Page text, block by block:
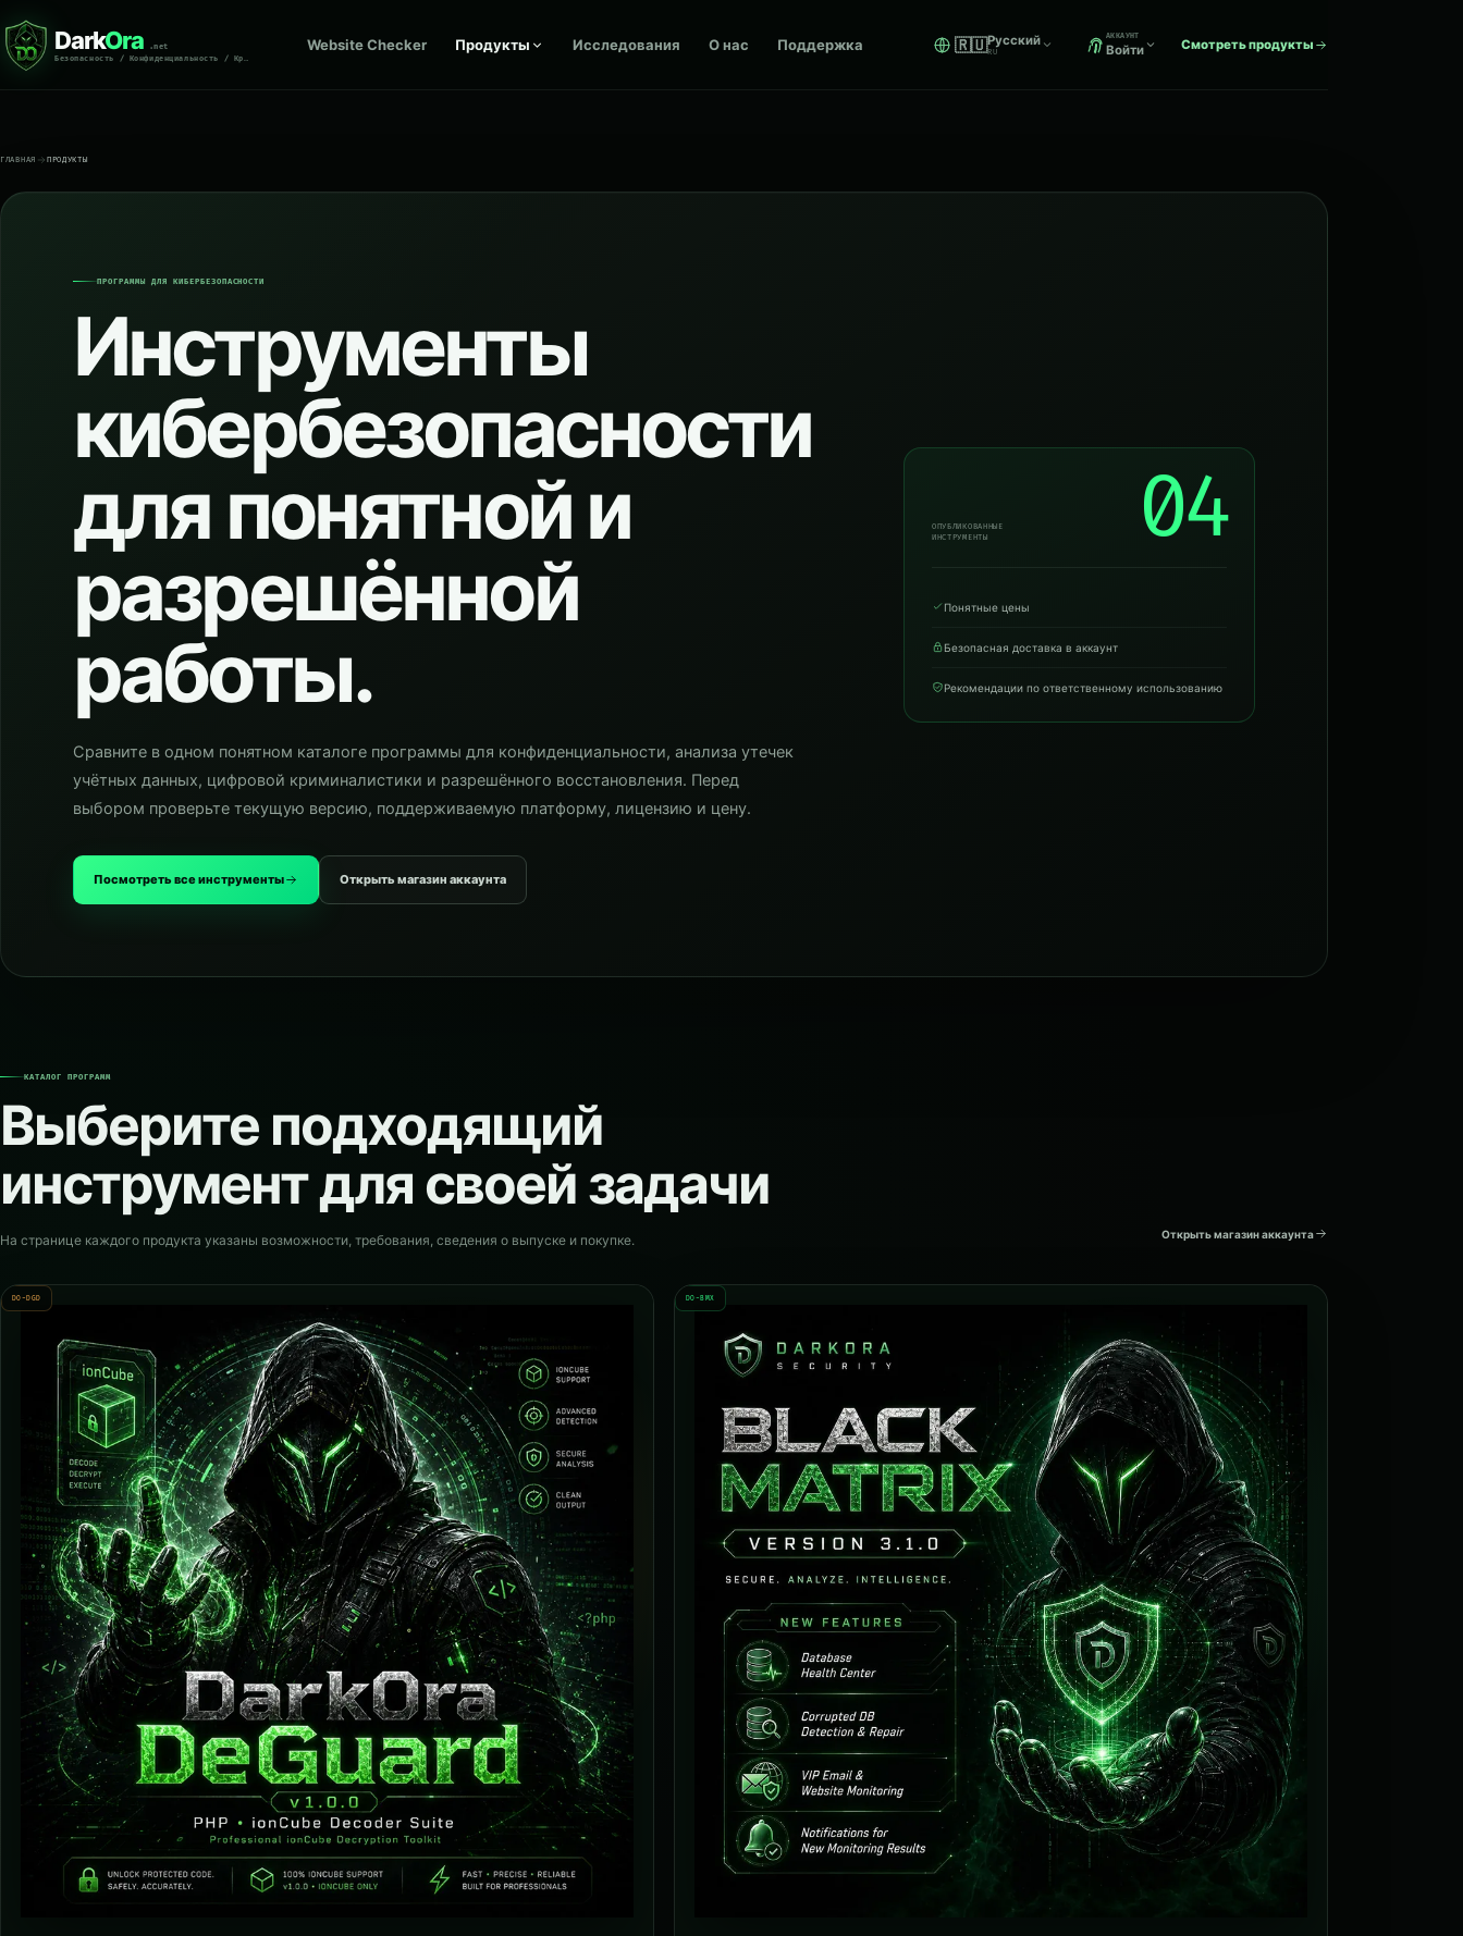
DarkOra
.net
Безопасность / Конфиденциальность / Криминалистика
Website Checker Продукты Исследования О нас Поддержка 🇷🇺Русский
RU
АККАУНТ
Войти Смотреть продукты
ГЛАВНАЯ ПРОДУКТЫ
ПРОГРАММЫ ДЛЯ КИБЕРБЕЗОПАСНОСТИ
Инструменты
кибербезопасности
для понятной и
разрешённой
работы.
Сравните в одном понятном каталоге программы для конфиденциальности, анализа утечек
учётных данных, цифровой криминалистики и разрешённого восстановления. Перед
выбором проверьте текущую версию, поддерживаемую платформу, лицензию и цену.
Посмотреть все инструменты Открыть магазин аккаунта
ОПУБЛИКОВАННЫЕ
ИНСТРУМЕНТЫ
04
Понятные цены
Безопасная доставка в аккаунт
Рекомендации по ответственному использованию
КАТАЛОГ ПРОГРАММ
Выберите подходящий
инструмент для своей задачи
На странице каждого продукта указаны возможности, требования, сведения о выпуске и покупке. Открыть магазин аккаунта
DO-DGD DO-BMX